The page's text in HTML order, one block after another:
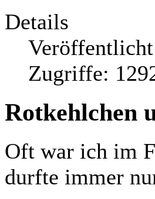
Details
Zugriffe:
Rotkehlchen
Oft war ich im
durfte immer